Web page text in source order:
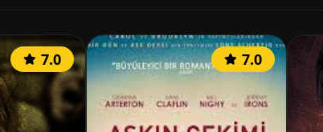
7.0 7.0